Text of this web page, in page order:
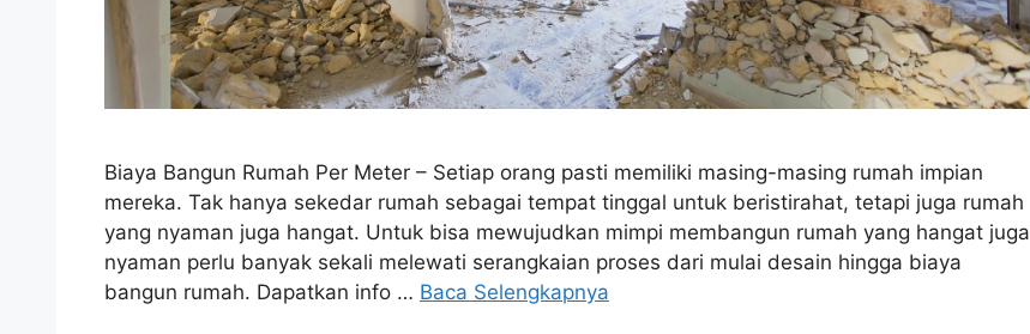
Biaya Bangun Rumah Per Meter – Setiap orang pasti memiliki masing-masing rumah impian
mereka. Tak hanya sekedar rumah sebagai tempat tinggal untuk beristirahat, tetapi juga rumah
yang nyaman juga hangat. Untuk bisa mewujudkan mimpi membangun rumah yang hangat juga
nyaman perlu banyak sekali melewati serangkaian proses dari mulai desain hingga biaya
bangun rumah. Dapatkan info … Baca Selengkapnya